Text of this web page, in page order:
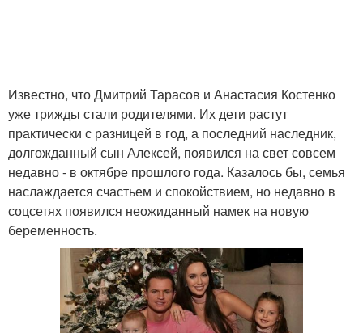
Известно, что Дмитрий Тарасов и Анастасия Костенко
уже трижды стали родителями. Их дети растут
практически с разницей в год, а последний наследник,
долгожданный сын Алексей, появился на свет совсем
недавно - в октябре прошлого года. Казалось бы, семья
наслаждается счастьем и спокойствием, но недавно в
соцсетях появился неожиданный намек на новую
беременность.